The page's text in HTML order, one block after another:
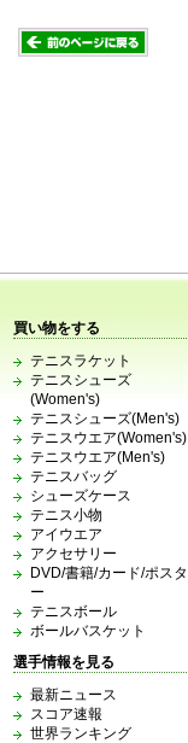
買い物をする
テニスラケット
テニスシューズ
(Women's)
テニスシューズ(Men's)
テニスウエア(Women's)
テニスウエア(Men's)
テニスバッグ
シューズケース
テニス小物
アイウエア
アクセサリー
DVD/書籍/カード/ポスタ
ー
テニスボール
ボールバスケット
選手情報を見る
最新ニュース
スコア速報
世界ランキング